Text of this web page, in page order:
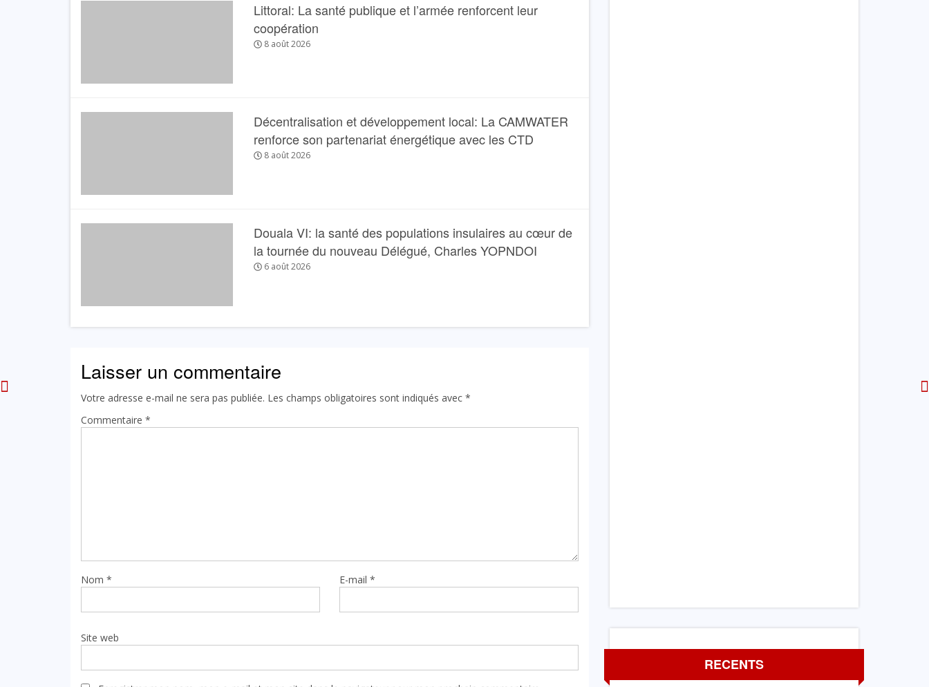
Littoral: La santé publique et l’armée renforcent leur
coopération
8 août 2026
Décentralisation et développement local: La CAMWATER
renforce son partenariat énergétique avec les CTD
8 août 2026
Douala VI: la santé des populations insulaires au cœur de
la tournée du nouveau Délégué, Charles YOPNDOI
6 août 2026
Laisser un commentaire
Votre adresse e-mail ne sera pas publiée. Les champs obligatoires sont indiqués avec *
Commentaire *
Nom * E-mail*
Site web
RECENTS